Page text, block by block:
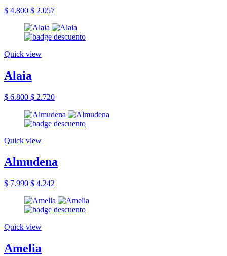
$ 4.800 $ 2.057
Quick view
Alaia
$ 6.800 $ 2.720
Quick view
Almudena
$ 7.990 $ 4.242
Quick view
Amelia